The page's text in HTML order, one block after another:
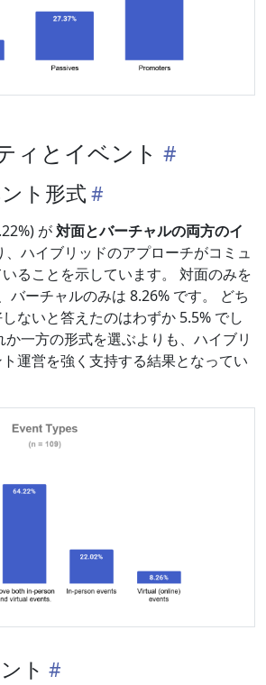
ィとイベント
ト形式
が対面とバーチャルの両方のイ
、ハイブリッドのアプローチがコミュ
ることを示しています。 対面のみを
バーチャルのみは 8.26% です。 どち
ないと答えたのはわずか 5.5% でし
一方の形式を選ぶよりも、ハイブリ
運営を強く支持する結果となってい
ト